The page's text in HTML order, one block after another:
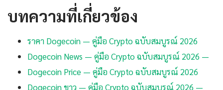
บทความที่เกี่ยวข้อง
ราคา Dogecoin — คู่มือ Crypto ฉบับสมบูรณ์ 2026
Dogecoin News — คู่มือ Crypto ฉบับสมบูรณ์ 2026 —
Dogecoin Price — คู่มือ Crypto ฉบับสมบูรณ์ 2026
Dogecoin ขาว — คู่มือ Crypto ฉบับสมบูรณ์ 2026 —